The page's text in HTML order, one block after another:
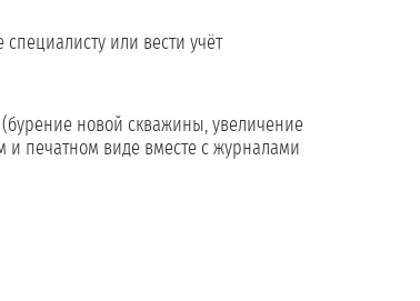
или вести учёт
новой скважины, увеличение
и печатном виде вместе с журналами